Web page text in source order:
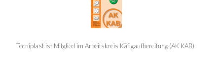
Tecniplast ist Mitglied im Arbeitskreis Käfigaufbereitung (AK KAB).